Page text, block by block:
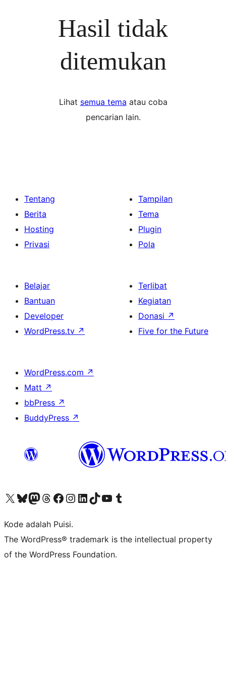
Hasil tidak
ditemukan
Lihat semua tema atau coba
pencarian lain.
Tentang
Berita
Hosting
Privasi
Tampilan
Tema
Plugin
Pola
Belajar
Bantuan
Developer
WordPress.tv ↗
Terlibat
Kegiatan
Donasi ↗
Five for the Future
WordPress.com ↗
Matt ↗
bbPress ↗
BuddyPress ↗
Kunjungi akun X (sebelumnya Twitter) kamiVisit our Bluesky account
Kunjungi akun Mastodon kami
Visit our Threads account
Kunjungi halaman Facebook kamiKunjungi akun Instagram kamiKunjungi akun LinkedIn kami
Visit our TikTok account
Kunjungi channel YouTube kamiVisit our Tumblr account
Kode adalah Puisi.
The WordPress® trademark is the intellectual property
of the WordPress Foundation.